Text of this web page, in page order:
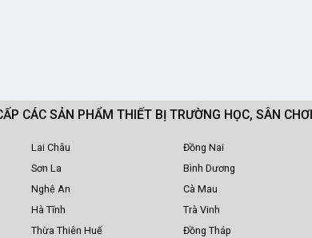
CÁC SẢN PHẨM THIẾT BỊ TRƯỜNG HỌC, SÂN
Lai Châu
Sơn La
Nghệ An
Hà Tĩnh
Thừa Thiên Huế
Đồng Nai
Bình Dương
Cà Mau
Trà Vinh
Đồng Tháp